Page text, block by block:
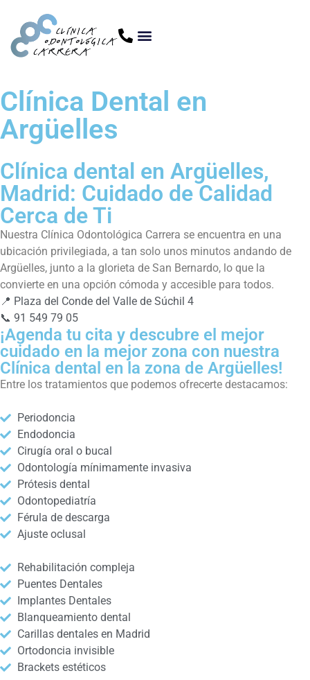
Clínica Dental en
Argüelles
Clínica dental en Argüelles,
Madrid: Cuidado de Calidad
Cerca de Ti
Nuestra Clínica Odontológica Carrera se encuentra en una
ubicación privilegiada, a tan solo unos minutos andando de
Argüelles, junto a la glorieta de San Bernardo, lo que la
convierte en una opción cómoda y accesible para todos.
📍 Plaza del Conde del Valle de Súchil 4
📞 91 549 79 05
¡Agenda tu cita y descubre el mejor
cuidado en la mejor zona con nuestra
Clínica dental en la zona de Argüelles!
Entre los tratamientos que podemos ofrecerte destacamos:
Periodoncia
Endodoncia
Cirugía oral o bucal
Odontología mínimamente invasiva
Prótesis dental
Odontopediatría
Férula de descarga
Ajuste oclusal
Rehabilitación compleja
Puentes Dentales
Implantes Dentales
Blanqueamiento dental
Carillas dentales en Madrid
Ortodoncia invisible
Brackets estéticos